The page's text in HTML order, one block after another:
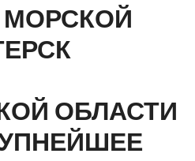
МОРСКОЙ
ОБЛАСТИ